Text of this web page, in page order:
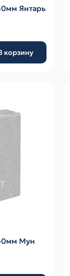
Янтарь
корзину
Мун